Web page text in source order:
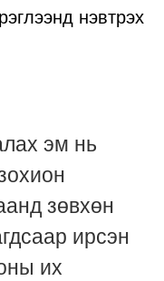
нэвтрэх
эм нь
зөвхөн
ирсэн
их